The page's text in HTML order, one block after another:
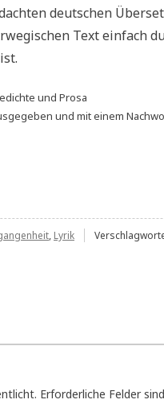
deutschen
Text einfach
und Prosa
und mit einem
, Lyrik
Erforderliche Felder